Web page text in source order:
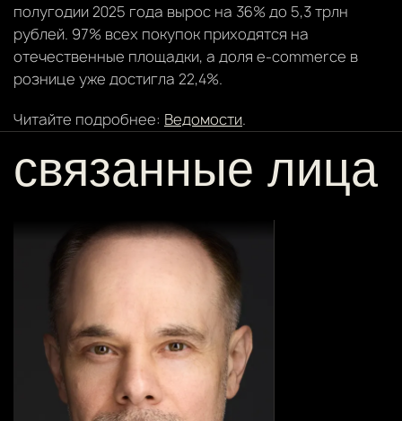
полугодии 2025 года вырос на 36% до 5,3 трлн
рублей. 97% всех покупок приходятся на
отечественные площадки, а доля e-commerce в
рознице уже достигла 22,4%.
Читайте подробнее: Ведомости.
связанные лица